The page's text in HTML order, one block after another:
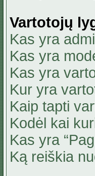
Vartotojų
Kas yra
Kas yra
Kas yra
Kur yra
Kaip tapti
Kodėl kai
Kas yra
Ką reiškia